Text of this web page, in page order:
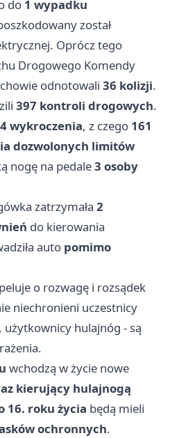
do 1 wypadku
został
Oprócz tego
Drogowego Komendy
odnotowali 36 kolizji.
397 kontroli drogowych.
wykroczenia, z czego 161
dozwolonych limitów
nogę na pedale3 osoby
zatrzymała 2
do kierowania
auto pomimo
o rozwagę i rozsądek
niechronieni uczestnicy
hulajnóg - są
wchodzą w życie nowe
kierujący hulajnogą
16. roku życia będą mieli
ochronnych.